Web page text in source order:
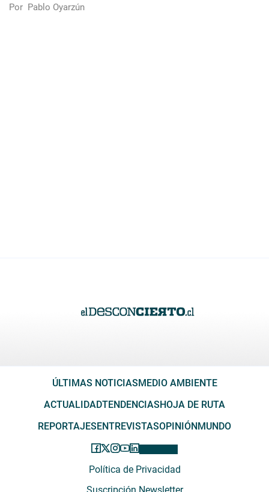
Por Pablo Oyarzún
ÚLTIMAS NOTICIASMEDIO AMBIENTE
ACTUALIDADTENDENCIASHOJA DE RUTA
REPORTAJESENTREVISTASOPINIÓNMUNDO
Política de Privacidad